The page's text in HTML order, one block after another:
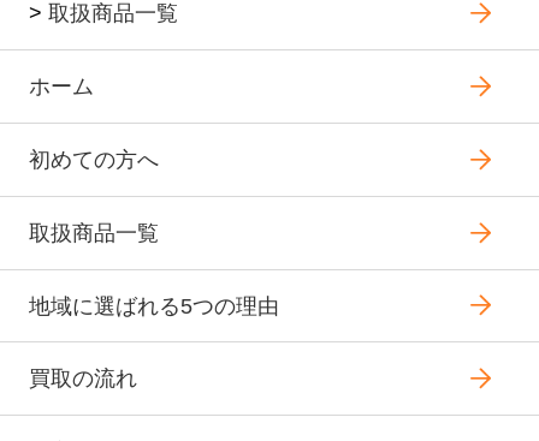
> 取扱商品一覧
ホーム
初めての方へ
取扱商品一覧
地域に選ばれる5つの理由
買取の流れ